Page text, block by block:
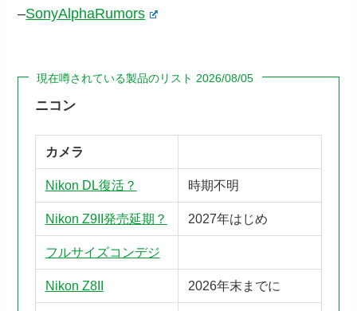
–SonyAlphaRumors
現在噂されている製品のリスト 2026/08/05
ニコン
カメラ
Nikon DL復活？ 時期不明
Nikon Z9II発売延期？ 2027年はじめ
フルサイズコンデジ
Nikon Z8II 2026年末までに